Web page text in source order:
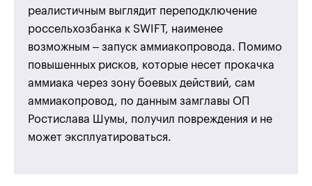
реалистичным выглядит переподключение
россельхозбанка к SWIFT, наименее
возможным – запуск аммиакопровода. Помимо
повышенных рисков, которые несет прокачка
аммиака через зону боевых действий, сам
аммиакопровод, по данным замглавы ОП
Ростислава Шумы, получил повреждения и не
может эксплуатироваться.